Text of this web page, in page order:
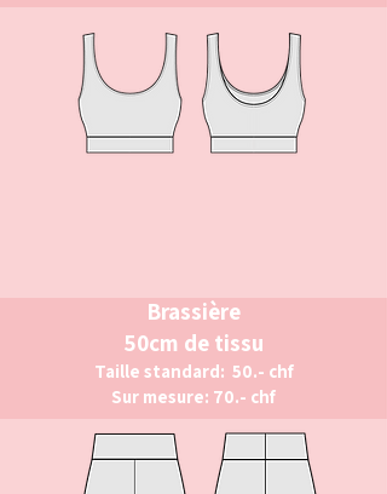
Brassière
50cm de tissu
Taille standard: 50.- chf
Sur mesure: 70.- chf